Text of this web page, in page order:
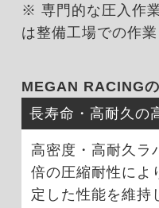
※ 専門的な圧入作
は整備工場での作業
MEGAN RACING
長寿命・高耐久の
高密度・高耐久ラ
倍の圧縮耐性によ
定した性能を維持